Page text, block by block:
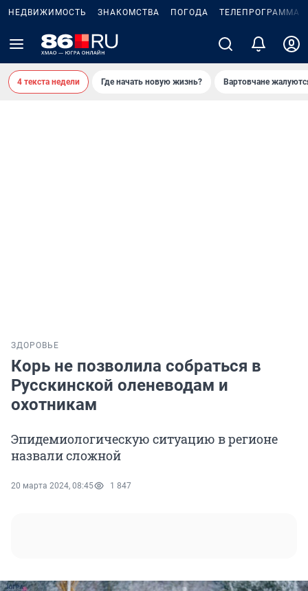
НЕДВИЖИМОСТЬ ЗНАКОМСТВА ПОГОДА ТЕЛЕПРОГРАММА
4 текста недели Где начать новую жизнь? Вартовчане
ЗДОРОВЬЕ
Корь не позволила собраться в
Русскинской оленеводам и
охотникам
Эпидемиологическую ситуацию в регионе
назвали сложной
20 марта 2024, 08:45 1 847